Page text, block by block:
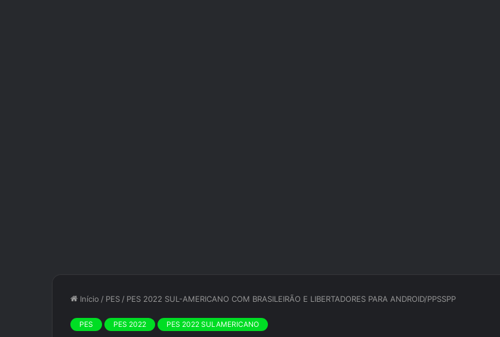
Início / PES / PES 2022 SUL-AMERICANO COM BRASILEIRÃO E LIBERTADORES PARA ANDROID/PPSSPP
PES PES 2022 PES 2022 SULAMERICANO